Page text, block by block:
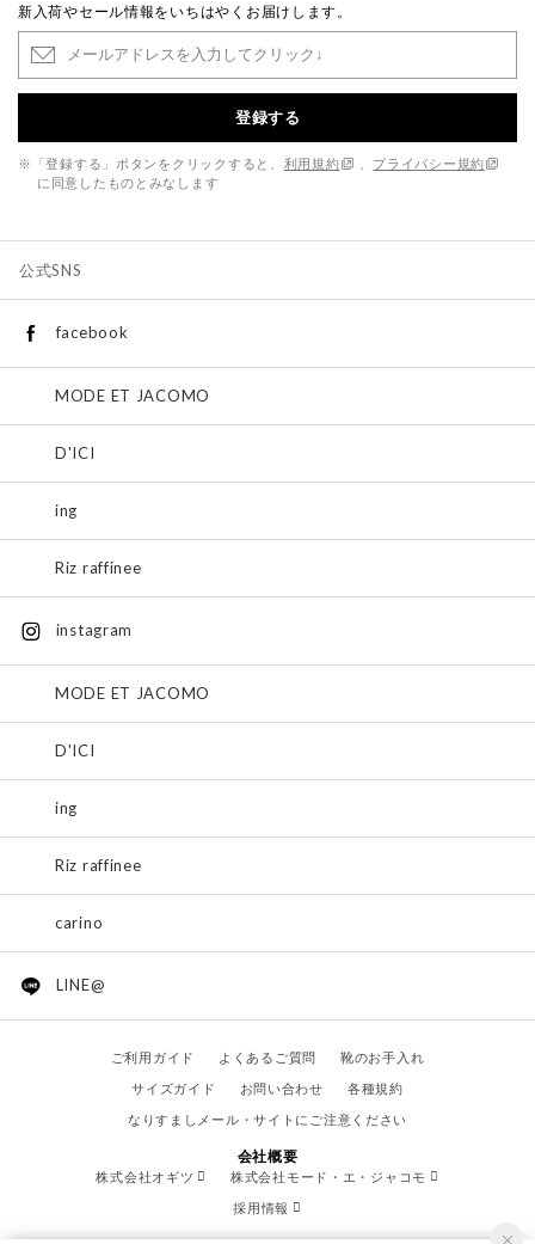
新入荷やセール情報をいちはやくお届けします。
登録する
※「登録する」ボタンをクリックすると、 利用規約
プライバシー規約
に同意したものとみなします
公式SNS
facebook
MODE ET JACOMO
D'ICI
ing
Riz raffinee
instagram
MODE ET JACOMO
D'ICI
ing
Riz raffinee
carino
LINE@
ご利用ガイド よくあるご質問
靴のお手入れ
サイズガイド
お問い合わせ
各種規約
なりすましメール・サイトにご注意ください
会社概要
株式会社オギツ
株式会社モード・エ・ジャコモ
採用情報